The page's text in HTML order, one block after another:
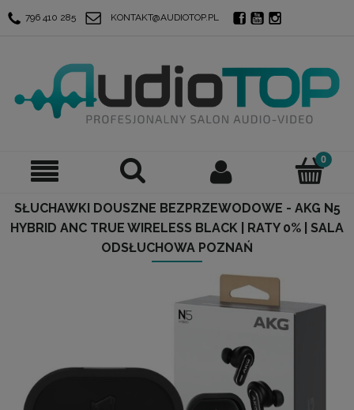
796 410 285 KONTAKT@AUDIOTOP.PL
SŁUCHAWKI DOUSZNE BEZPRZEWODOWE - AKG N5
HYBRID ANC TRUE WIRELESS BLACK | RATY 0% | SALA
ODSŁUCHOWA POZNAŃ